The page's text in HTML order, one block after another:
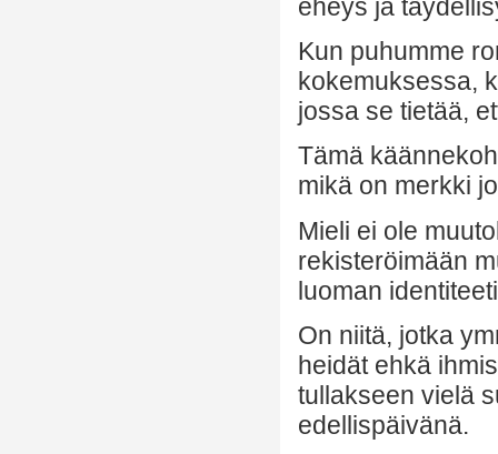
eheys ja
Kun puhumme
kokemuksessa,
jossa se tietää,
Tämä
mikä on merkki
Mieli ei ole
rekisteröimään
luoman
On niitä, jotka
heidät ehkä
tullakseen vielä
edellispäivänä.